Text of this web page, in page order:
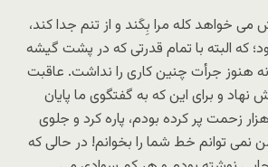
خواهد کله مرا بِکَند و از تنم جدا کند،
که البته با تمام قدرتی که در پشت گیشه
هنوز جرأت چنین کاری را نداشت. عاقبت
نهاد و برای این که به گفتگوی ما پایان
زحمت پر کرده بودم، پاره کرد و جلوی
توانم خط شما را بخوانم! در حالی که